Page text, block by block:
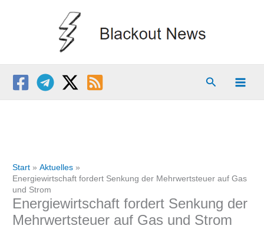
Suchen
Start
Aktuelles
Energiewirtschaft fordert Senkung der Mehrwertsteuer auf Gas
und Strom
Energiewirtschaft fordert Senkung der
Mehrwertsteuer auf Gas und Strom